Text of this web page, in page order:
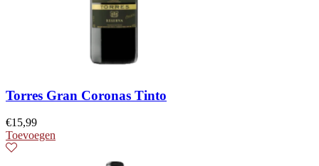
Torres Gran Coronas Tinto
€15,99
Toevoegen